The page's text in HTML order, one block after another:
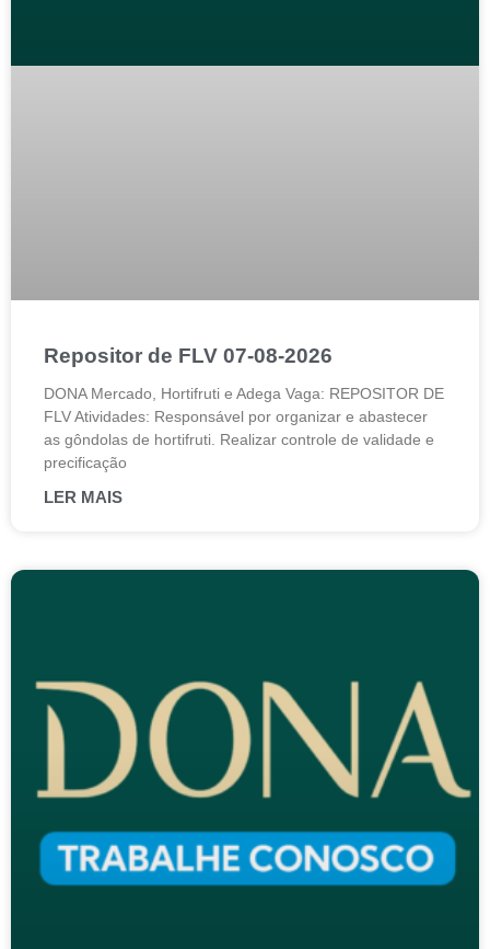
Repositor de FLV 07-08-2026
DONA Mercado, Hortifruti e Adega Vaga: REPOSITOR DE
FLV Atividades: Responsável por organizar e abastecer
as gôndolas de hortifruti. Realizar controle de validade e
precificação
LER MAIS